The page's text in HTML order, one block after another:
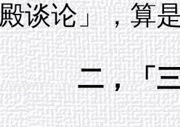
谈论」，算
二，「